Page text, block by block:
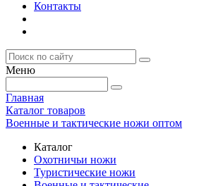
Контакты
Меню
Главная
Каталог товаров
Военные и тактические ножи оптом
Каталог
Охотничьи ножи
Туристические ножи